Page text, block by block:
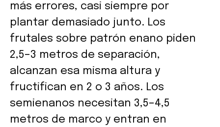
más errores, casi siempre por
plantar demasiado junto. Los
frutales sobre patrón enano piden
2,5–3 metros de separación,
alcanzan esa misma altura y
fructifican en 2 o 3 años. Los
semienanos necesitan 3,5–4,5
metros de marco y entran en